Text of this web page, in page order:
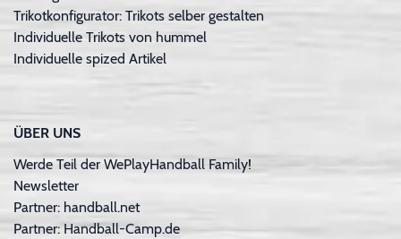
Trikotkonfigurator: Trikots selber gestalten
Individuelle Trikots von hummel
Individuelle spized Artikel
ÜBER UNS
Werde Teil der WePlayHandball Family!
Newsletter
Partner: handball.net
Partner: Handball-Camp.de